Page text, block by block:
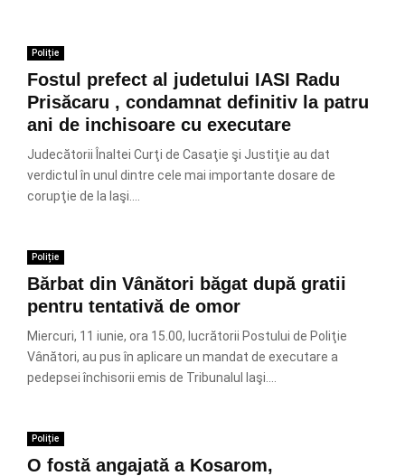
Poliție
Fostul prefect al judetului IASI Radu
Prisăcaru , condamnat definitiv la patru
ani de inchisoare cu executare
Judecătorii Înaltei Curţi de Casaţie şi Justiţie au dat
verdictul în unul dintre cele mai importante dosare de
corupţie de la Iaşi....
Poliție
Bărbat din Vânători băgat după gratii
pentru tentativă de omor
Miercuri, 11 iunie, ora 15.00, lucrătorii Postului de Poliţie
Vânători, au pus în aplicare un mandat de executare a
pedepsei închisorii emis de Tribunalul Iaşi....
Poliție
O fostă angajată a Kosarom,